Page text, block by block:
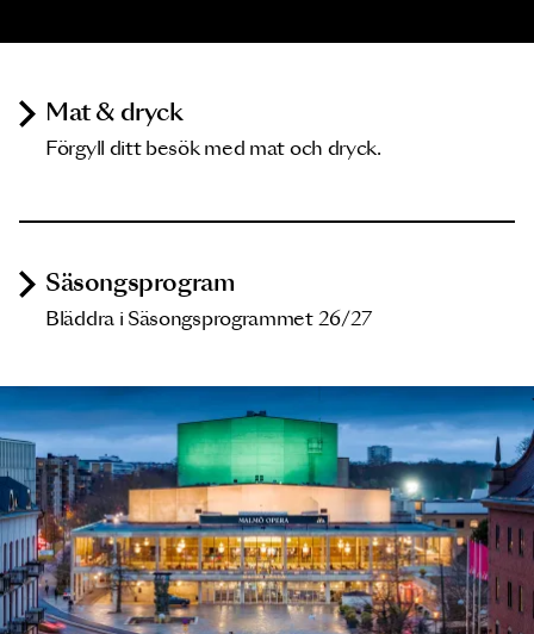
Mat & dryck
Förgyll ditt besök med mat och dryck.
Säsongsprogram
Bläddra i Säsongsprogrammet 26/27